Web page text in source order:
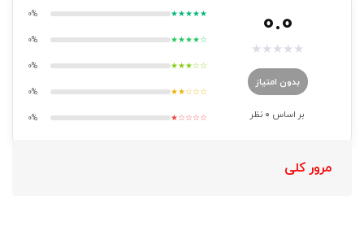
0.0
★
★
★
★
★
بدون امتیاز
بر اساس 0 نظر
★★★★★
0%
★★★★☆
0%
★★★☆☆
0%
★★☆☆☆
0%
★☆☆☆☆
0%
مرور کلی